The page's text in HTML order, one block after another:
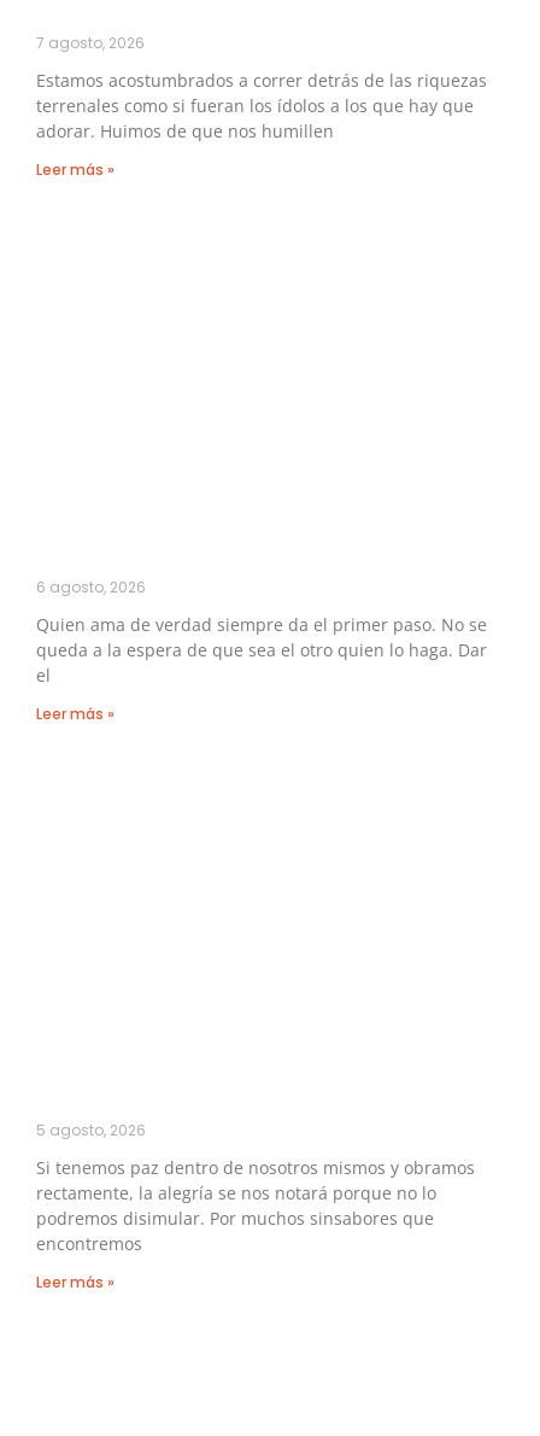
7 agosto, 2026
Estamos acostumbrados a correr detrás de las riquezas
terrenales como si fueran los ídolos a los que hay que
adorar. Huimos de que nos humillen
Leer más »
6 agosto, 2026
Quien ama de verdad siempre da el primer paso. No se
queda a la espera de que sea el otro quien lo haga. Dar
el
Leer más »
5 agosto, 2026
Si tenemos paz dentro de nosotros mismos y obramos
rectamente, la alegría se nos notará porque no lo
podremos disimular. Por muchos sinsabores que
encontremos
Leer más »